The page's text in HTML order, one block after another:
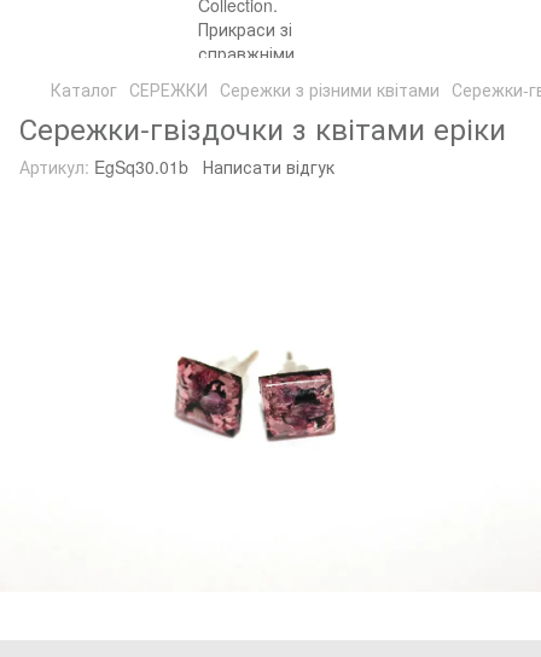
Каталог СЕРЕЖКИ Сережки з різними квітами Сережки-
Сережки-гвіздочки з квітами еріки
Артикул: EgSq30.01b Написати відгук